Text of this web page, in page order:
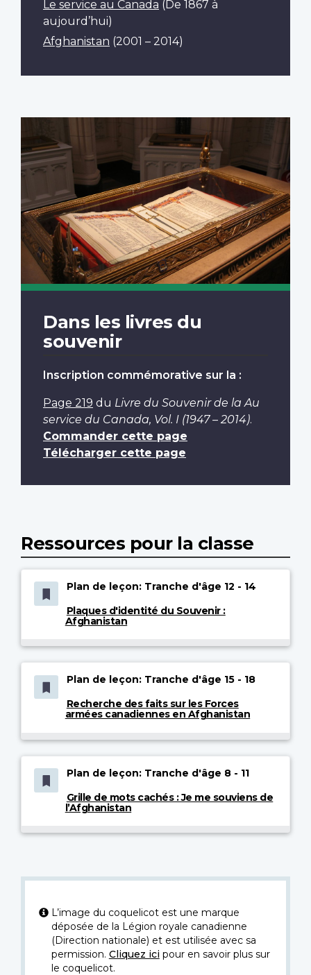
Le service au Canada (De 1867 à
aujourd’hui)
Afghanistan (2001 – 2014)
Dans les livres du
souvenir
Inscription commémorative sur la :
Page 219 du Livre du Souvenir de la Au
service du Canada, Vol. I (1947 – 2014).
Commander cette page
Télécharger cette page
Ressources pour la classe
Plan de leçon: Tranche d'âge 12 - 14
Plaques d'identité du Souvenir :
Afghanistan
Plan de leçon: Tranche d'âge 15 - 18
Recherche des faits sur les Forces
armées canadiennes en Afghanistan
Plan de leçon: Tranche d'âge 8 - 11
Grille de mots cachés : Je me souviens de
l’Afghanistan
L’image du coquelicot est une marque
déposée de la Légion royale canadienne
(Direction nationale) et est utilisée avec sa
permission. Cliquez icipour en savoir plus sur
le coquelicot.